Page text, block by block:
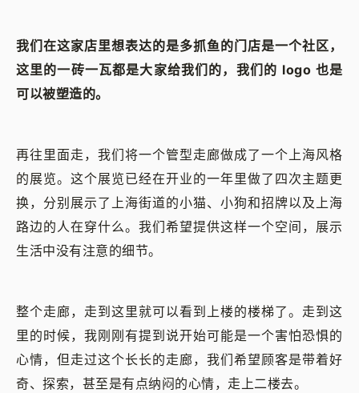
我们在这家店里想表达的是多抓鱼的门店是一个社区，
这里的一砖一瓦都是大家给我们的，我们的 logo 也是
可以被塑造的。
再往里面走，我们将一个管型走廊做成了一个上海风格
的展览。这个展览已经在开业的一年里做了四次主题更
换，分别展示了上海街道的小猫、小狗和招牌以及上海
路边的人在穿什么。我们希望提供这样一个空间，展示
生活中没有注意的细节。
整个走廊，走到这里就可以看到上楼的楼梯了。走到这
里的时候，我刚刚有提到说开始可能是一个害怕恐惧的
心情，但走过这个长长的走廊，我们希望顾客是带着好
奇、探索，甚至是有点纳闷的心情，走上二楼去。